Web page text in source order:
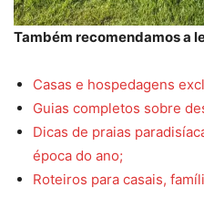
Também recomendamos a
Casas e hospedagens
Guias completos sobre
Dicas de praias
época do ano;
Roteiros para casais,